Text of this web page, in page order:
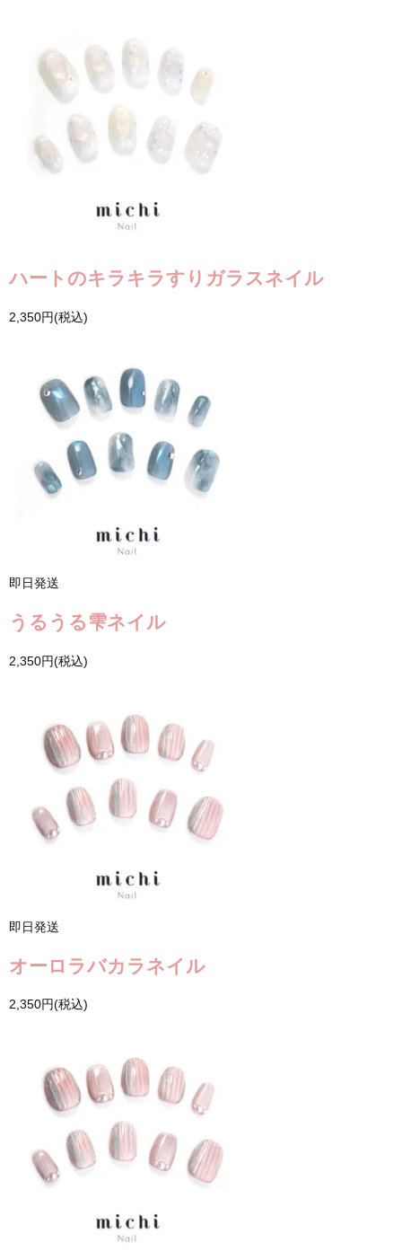
ハートのキラキラすりガラスネイル
2,350円(税込)
即日発送
うるうる雫ネイル
2,350円(税込)
即日発送
オーロラバカラネイル
2,350円(税込)